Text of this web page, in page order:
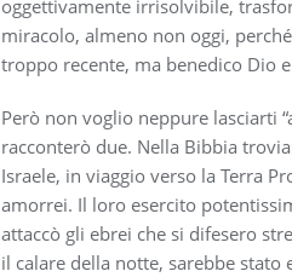
oggettivamente irrisolvibile,
miracolo, almeno non oggi,
troppo recente, ma benedico Dio
Però non voglio neppure lasciarti
racconterò due. Nella Bibbia
Israele, in viaggio verso la Terra
amorrei. Il loro esercito
attaccò gli ebrei che si difesero
il calare della notte, sarebbe